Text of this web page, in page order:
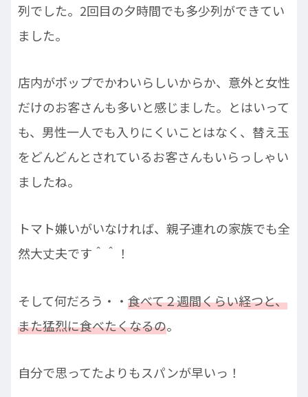
列でした。2回目の夕時間でも多少列ができてい
ました。
店内がポップでかわいらしいからか、意外と女性
だけのお客さんも多いと感じました。とはいって
も、男性一人でも入りにくいことはなく、替え玉
をどんどんとされているお客さんもいらっしゃい
ましたね。
トマト嫌いがいなければ、親子連れの家族でも全
然大丈夫です＾＾！
そして何だろう・・ 食べて２週間くらい経つと、
また猛烈に食べたくなるの。
自分で思ってたよりもスパンが早いっ！